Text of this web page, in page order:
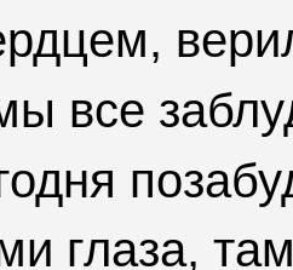
все
глаза,